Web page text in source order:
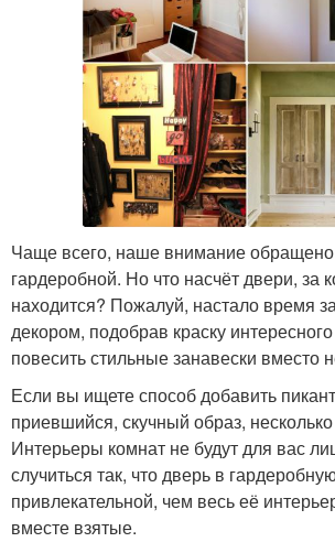
Чаще всего, наше внимание
гардеробной. Но что насчёт двери, за
находится? Пожалуй, настало время
декором, подобрав краску
повесить стильные занавески вместо
Если вы ищете способ добавить
приевшийся, скучный образ,
Интерьеры комнат не будут для вас
случиться так, что дверь в
привлекательной, чем весь её
вместе взятые.